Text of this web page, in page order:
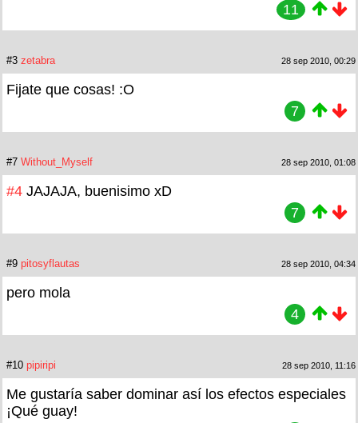
11
#3 zetabra 28 sep 2010, 00:29
Fijate que cosas! :O
7
#7 Without_Myself 28 sep 2010, 01:08
#4 JAJAJA, buenisimo xD
7
#9 pitosyflautas 28 sep 2010, 04:34
pero mola
4
#10 pipiripi 28 sep 2010, 11:16
Me gustaría saber dominar así los efectos especiales
¡Qué guay!